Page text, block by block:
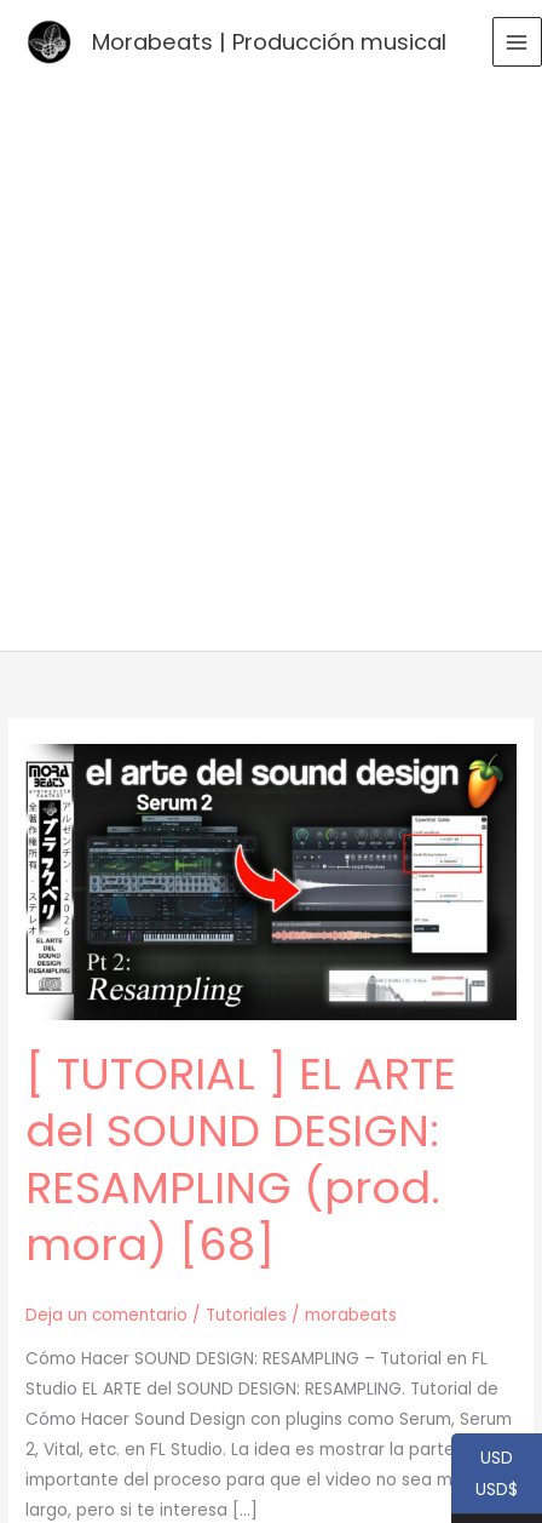
Morabeats | Producción musical
[ TUTORIAL ] EL ARTE
del SOUND DESIGN:
RESAMPLING (prod.
mora) [68]
Deja un comentario / Tutoriales /morabeats
Cómo Hacer SOUND DESIGN: RESAMPLING – Tutorial en FL
Studio EL ARTE del SOUND DESIGN: RESAMPLING. Tutorial de
Cómo Hacer Sound Design con plugins como Serum, Serum
2, Vital, etc. en FL Studio. La idea es mostrar la parte más
importante del proceso para que el video no sea muy
largo, pero si te interesa […]
USD
USD$